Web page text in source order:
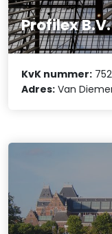
Profilex B.V.
KvK nummer:
Adres: Van